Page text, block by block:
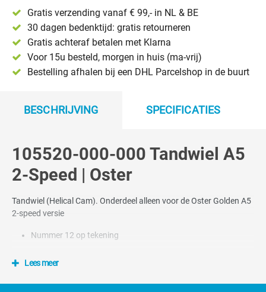
Gratis verzending vanaf € 99,- in NL & BE
30 dagen bedenktijd: gratis retourneren
Gratis achteraf betalen met Klarna
Voor 15u besteld, morgen in huis (ma-vrij)
Bestelling afhalen bij een DHL Parcelshop in de buurt
BESCHRIJVING SPECIFICATIES
105520-000-000 Tandwiel A5
2-Speed | Oster
Tandwiel (Helical Cam). Onderdeel alleen voor de Oster Golden A5
2-speed versie
Nummer 12 op tekening
Lees meer